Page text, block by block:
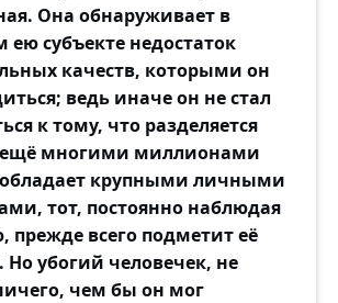
Она обнаруживает в
субъекте недостаток
качеств, которыми он
ведь иначе он не стал
к тому, что разделяется
ещё многими миллионами
крупными личными
тот, постоянно наблюдая
прежде всего подметит её
Но убогий человечек, не
чем бы он мог